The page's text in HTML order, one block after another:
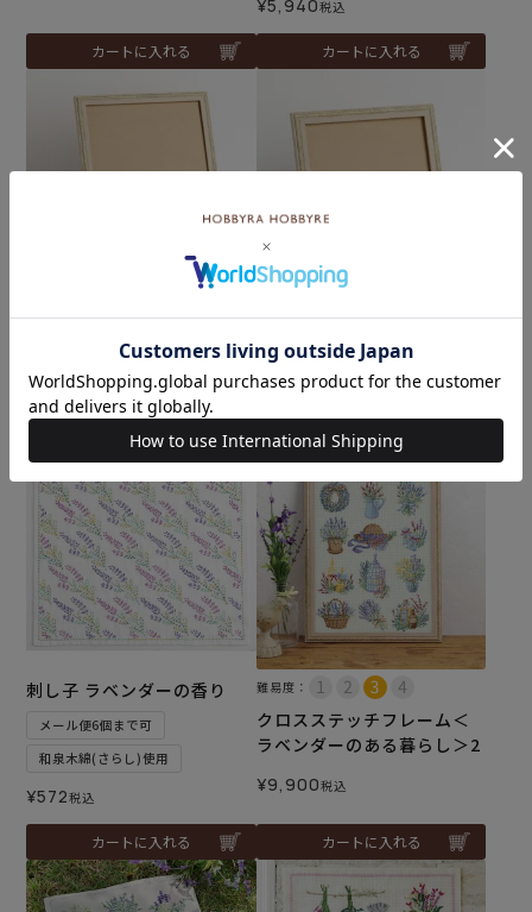
カートに入れる
¥5,940税込
カートに入れる
レリーフフレーム（30×38
¥3,850税込
カートに入れる
レリーフフレーム（26×26
cm）
¥2,860税込
カートに入れる
刺し子 ラベンダーの香り
メール便6個まで可
和泉木綿(さらし)使用
¥572税込
カートに入れる
難易度：
クロスステッチフレーム＜
ラベンダーのある暮らし＞2
¥9,900税込
カートに入れる